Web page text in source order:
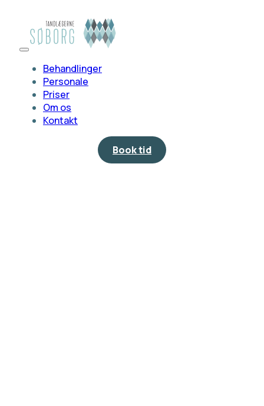
Behandlinger
Personale
Priser
Om os
Kontakt
Book tid